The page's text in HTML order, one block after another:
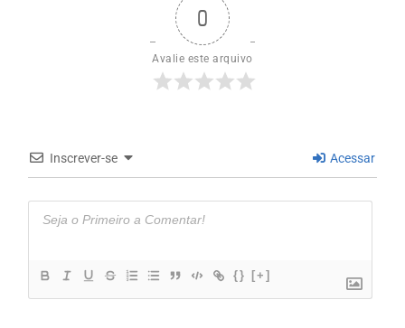
0
Avalie este arquivo
Inscrever-se Acessar
{} [+]